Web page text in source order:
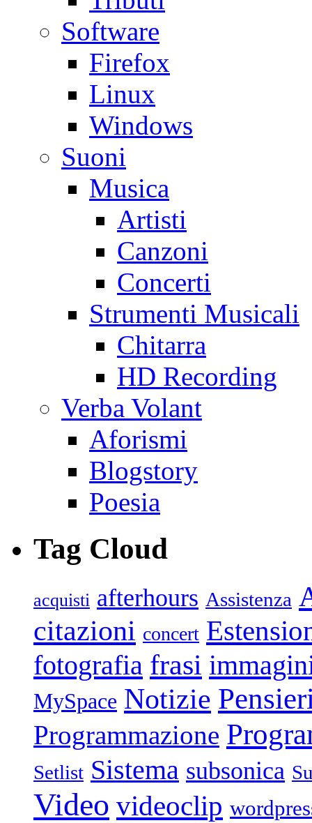
Software
Firefox
Linux
Windows
Suoni
Musica
Artisti
Canzoni
Concerti
Strumenti Musicali
Chitarra
HD Recording
Verba Volant
Aforismi
Blogstory
Poesia
Tag Cloud
acquisti afterhours Assistenza
citazioni concert
fotografia frasi
MySpace Notizie
Programmazione
Setlist Sistema subsonica
Video videoclip